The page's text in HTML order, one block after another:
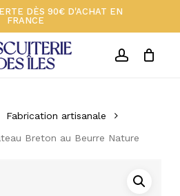
DÈS 90€ D'ACHAT EN
FRANCE
account
Close
Fabrication artisanale
Breton au Beurre Nature
premier à laisser
sur “Gâteau Breton
Nature”
avec